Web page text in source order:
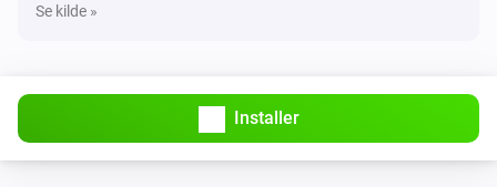
Se kilde »
Installer